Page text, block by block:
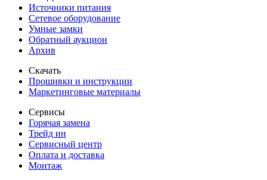
Источники питания
Сетевое оборудование
Умные замки
Обратный аукцион
Архив
Скачать
Прошивки и инструкции
Маркетинговые материалы
Сервисы
Горячая замена
Трейд ин
Сервисный центр
Оплата и доставка
Монтаж